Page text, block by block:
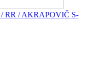
viacero
variantov.